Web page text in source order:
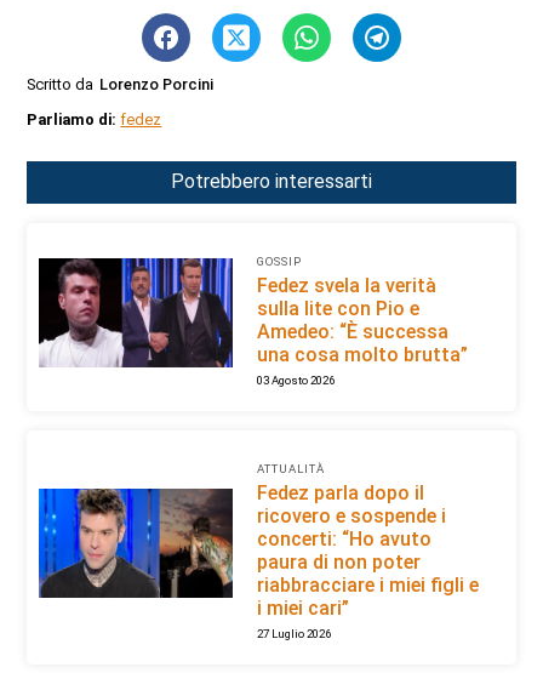
Scritto da Lorenzo Porcini
Parliamo di:fedez
Potrebbero interessarti
GOSSIP
Fedez svela la verità
sulla lite con Pio e
Amedeo: “È successa
una cosa molto brutta”
03 Agosto 2026
ATTUALITÀ
Fedez parla dopo il
ricovero e sospende i
concerti: “Ho avuto
paura di non poter
riabbracciare i miei figli e
i miei cari”
27 Luglio 2026